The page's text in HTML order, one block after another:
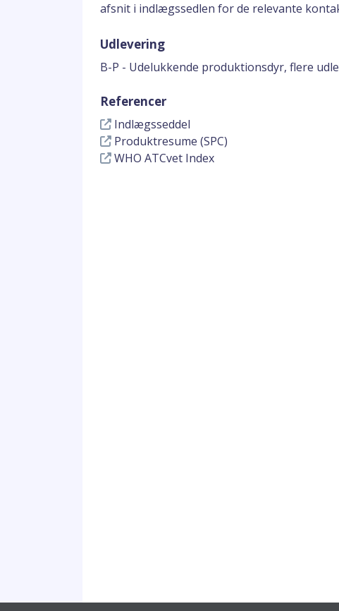
afsnit i indlægssedlen for de relevante
Udlevering
B-P - Udelukkende produktionsdyr, flere
Referencer
Indlægsseddel
Produktresume (SPC)
WHO ATCvet Index